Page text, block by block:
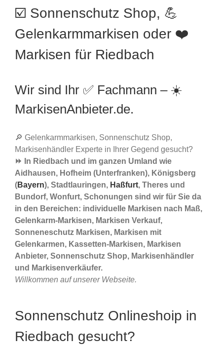
☑️ Sonnenschutz Shop, 💪
Gelenkarmmarkisen oder ❤️
Markisen für Riedbach
Wir sind Ihr ✅ Fachmann – ☀️
MarkisenAnbieter.de.
🔎 Gelenkarmmarkisen, Sonnenschutz Shop,
Markisenhändler Experte in Ihrer Gegend gesucht?
⏩ In Riedbach und im ganzen Umland wie
Aidhausen, Hofheim (Unterfranken), Königsberg
(Bayern), Stadtlauringen, Haßfurt, Theres und
Bundorf, Wonfurt, Schonungen sind wir für Sie da
in den Bereichen: individuelle Markisen nach Maß,
Gelenkarm-Markisen, Markisen Verkauf,
Sonneneschutz Markisen, Markisen mit
Gelenkarmen, Kassetten-Markisen, Markisen
Anbieter, Sonnenschutz Shop, Markisenhändler
und Markisenverkäufer.
Willkommen auf unserer Webseite.
Sonnenschutz Onlineshoip in
Riedbach gesucht?